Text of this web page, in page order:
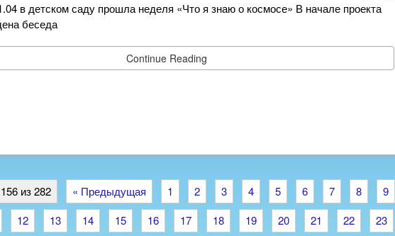
в детском саду прошла неделя «Что я знаю о космосе» В начале проекта
беседа
Continue Reading
из 282 « Предыдущая 1 2 3 4 5 6 7 8
9
12 13 14 15 16 17 18 19 20 21 22
23